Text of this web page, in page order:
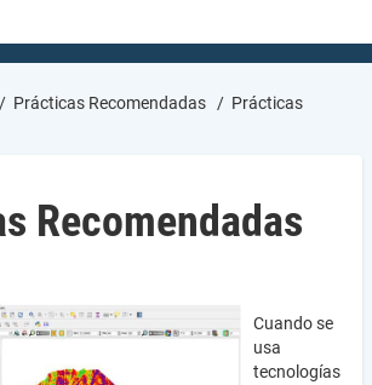
Prácticas Recomendadas
Prácticas
Recomendadas
Cuando se
usa
tecnologías